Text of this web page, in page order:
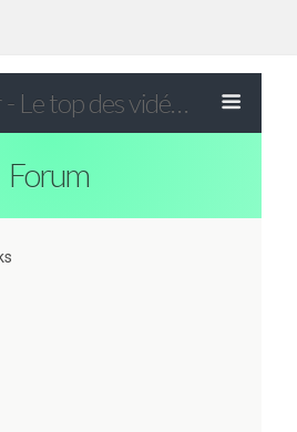
Debilos.fr - Le top des vidéos drôles du WEB !
Forum